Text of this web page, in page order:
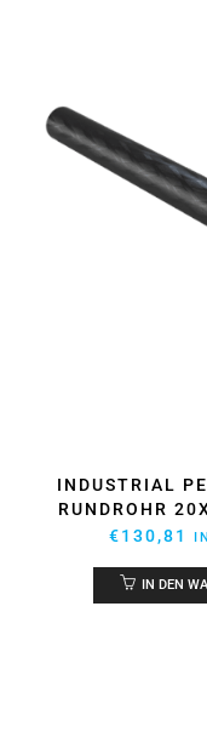
INDUSTRIAL
RUNDROHR
€130,81
IN DEN